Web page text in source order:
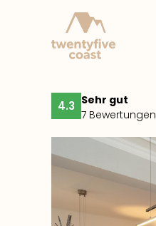
4.3 Sehr gut
7 Bewertungen